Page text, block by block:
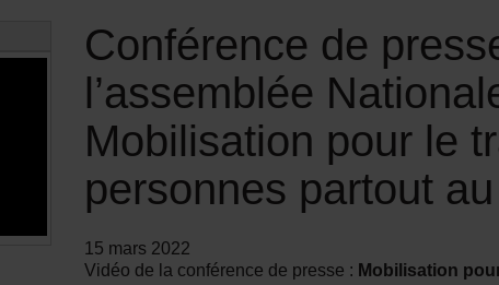
Conférence de
l’assemblée
Mobilisation pour le
personnes partout
15 mars 2022
Vidéo de la conférence de presse : Mobilisation